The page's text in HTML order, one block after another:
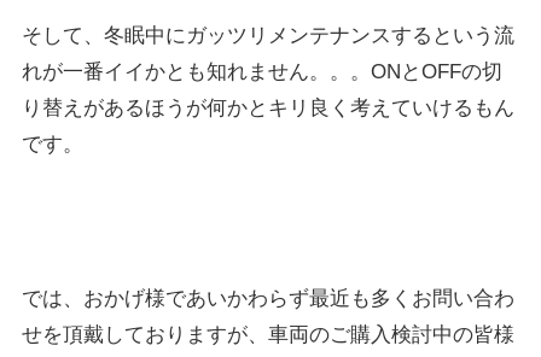
そして、冬眠中にガッツリメンテナンスするという流
れが一番イイかとも知れません。。。ONとOFFの切
り替えがあるほうが何かとキリ良く考えていけるもん
です。
では、おかげ様であいかわらず最近も多くお問い合わ
せを頂戴しておりますが、車両のご購入検討中の皆様